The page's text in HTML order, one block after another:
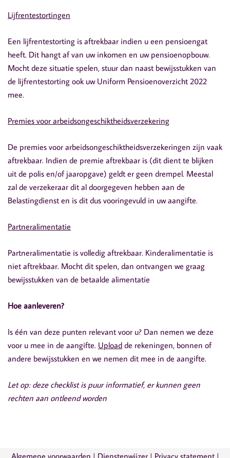
Lijfrentestortingen
Een lijfrentestorting is aftrekbaar indien u een pensioengat
heeft. Dit hangt af van uw inkomen en uw pensioenopbouw.
Mocht deze situatie spelen, stuur dan naast bewijsstukken van
de lijfrentestorting ook uw Uniform Pensioenoverzicht 2022
mee.
Premies voor arbeidsongeschiktheidsverzekering
De premies voor arbeidsongeschiktheidsverzekeringen zijn vaak
aftrekbaar. Indien de premie aftrekbaar is (dit dient te blijken
uit de polis en/of jaaropgave) geldt er geen drempel. Meestal
zal de verzekeraar dit al doorgegeven hebben aan de
Belastingdienst en is dit dus vooringevuld in uw aangifte.
Partneralimentatie
Partneralimentatie is volledig aftrekbaar. Kinderalimentatie is
niet aftrekbaar. Mocht dit spelen, dan ontvangen we graag
bewijsstukken van de betaalde alimentatie
Hoe aanleveren?
Is één van deze punten relevant voor u? Dan nemen we deze
voor u mee in de aangifte. Upload de rekeningen, bonnen of
andere bewijsstukken en we nemen dit mee in de aangifte.
Let op: deze checklist is puur informatief, er kunnen geen
rechten aan ontleend worden
Algemene voorwaarden | Dienstenwijzer| Privacy statement|